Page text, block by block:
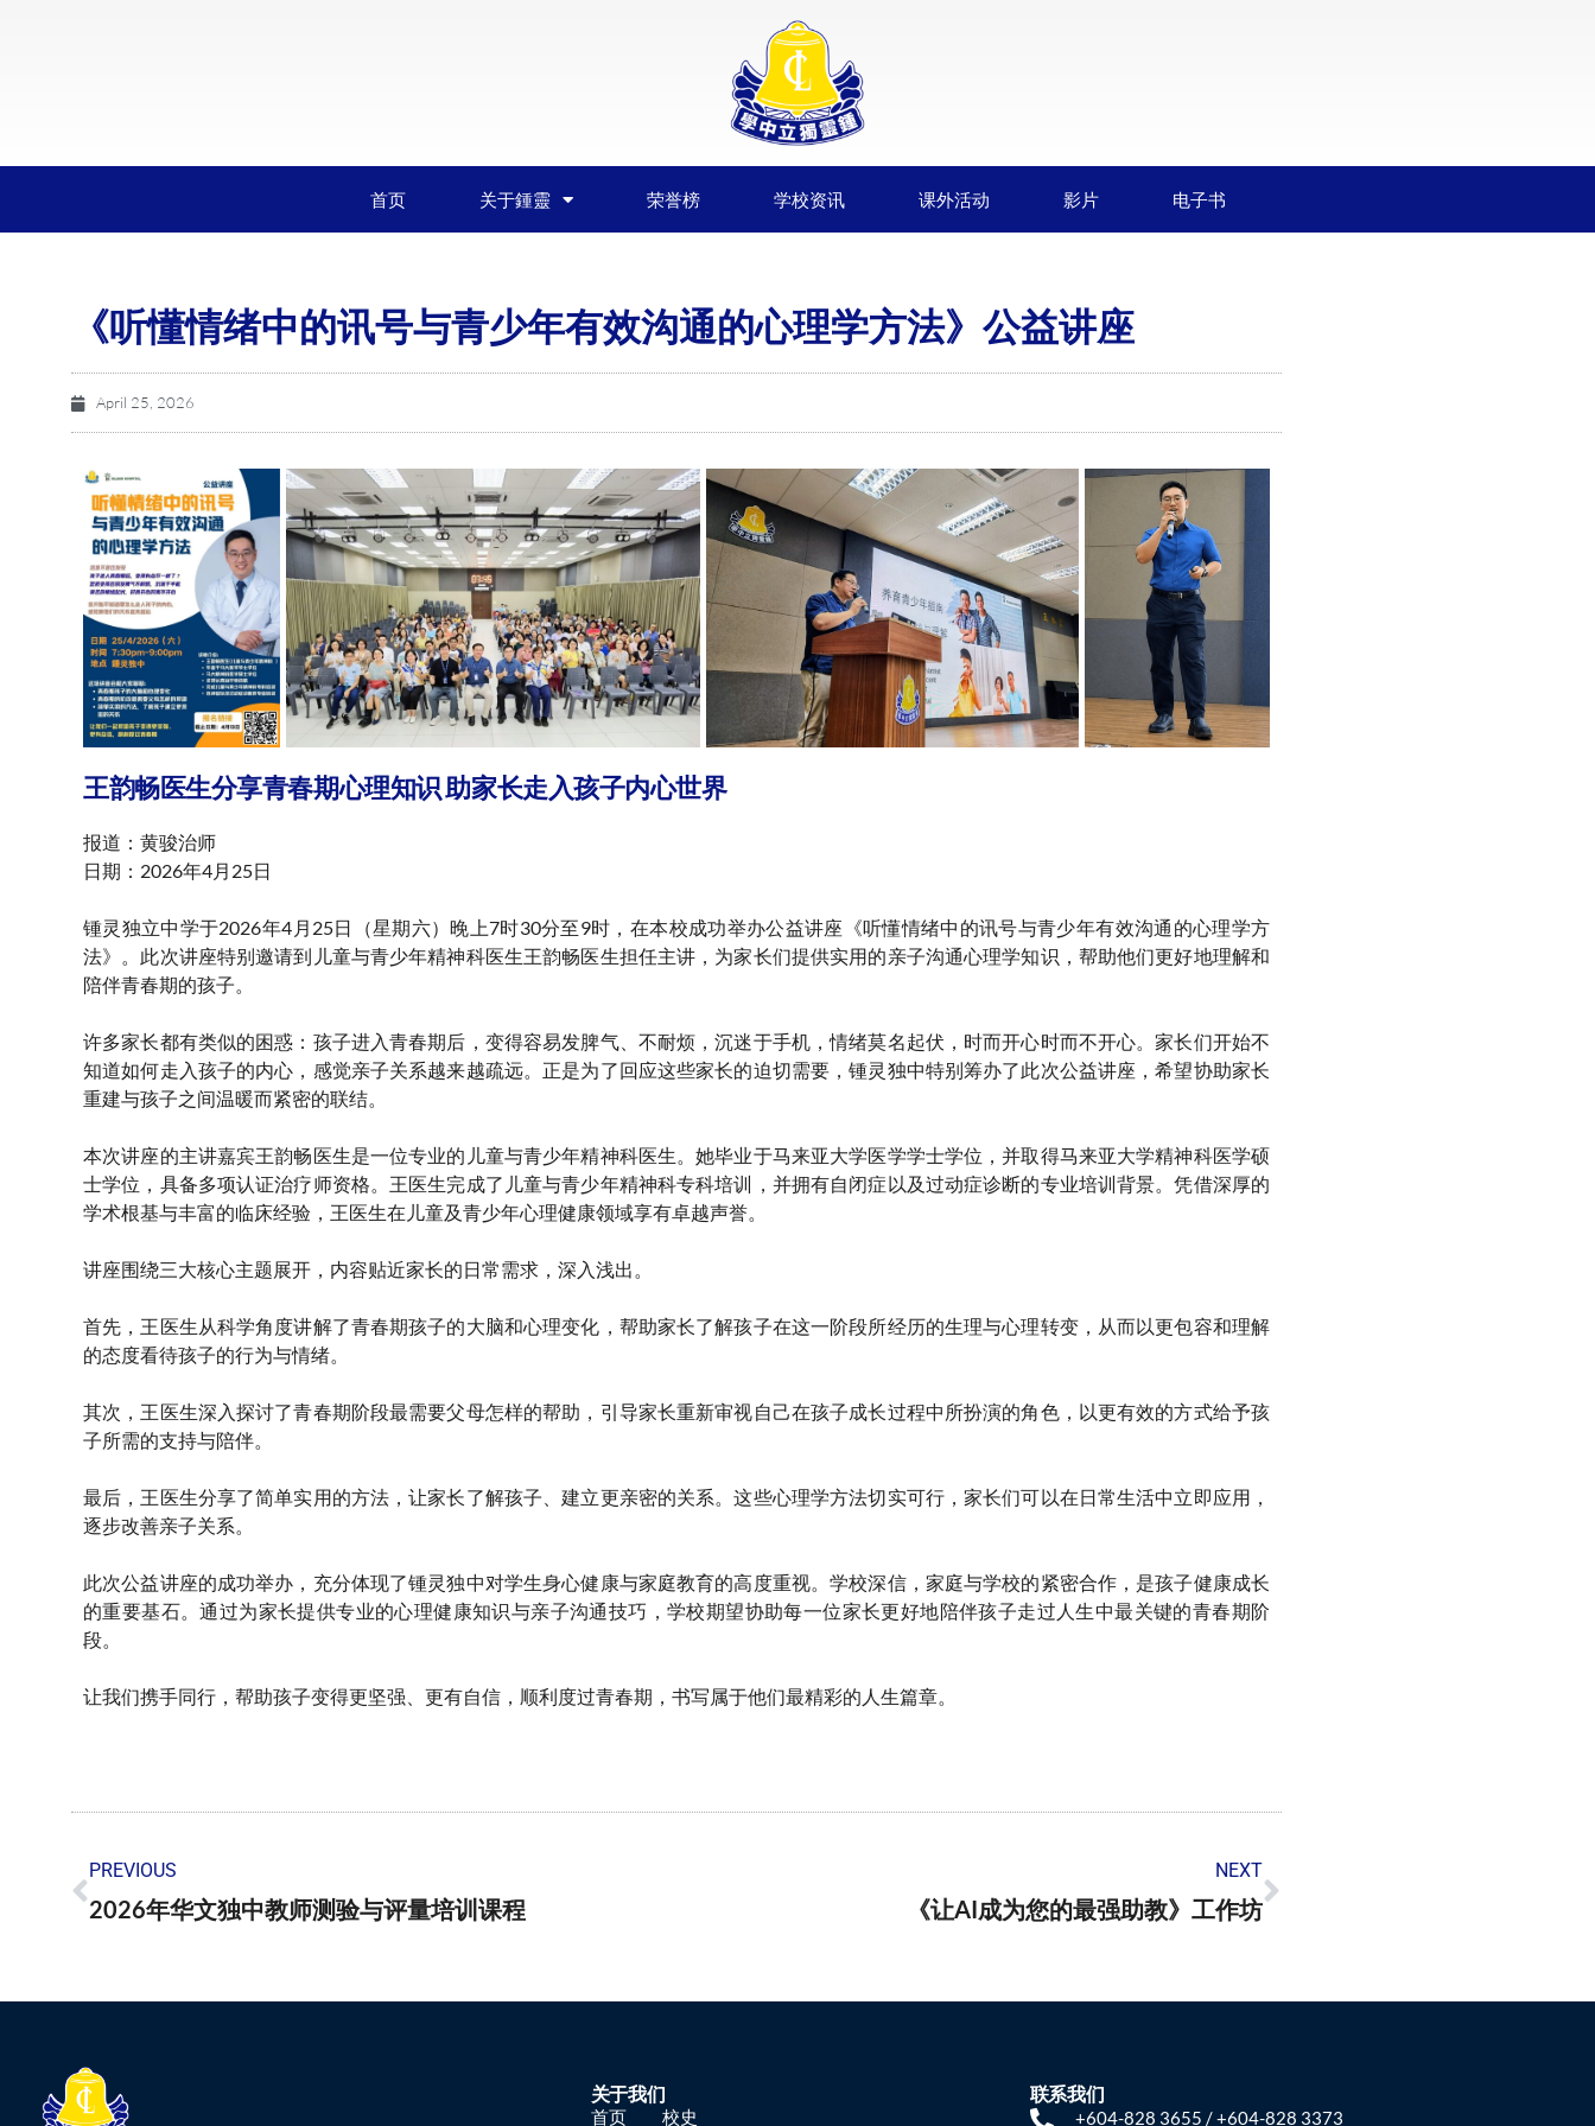
首页 关于鍾靈 荣誉榜 学校资讯 课外活动 影片 电子书
《听懂情绪中的讯号与青少年有效沟通的心理学方法》公益讲座
April 25, 2026
王韵畅医生分享青春期心理知识 助家长走入孩子内心世界
报道：黄骏治师
日期：2026年4月25日
锺灵独立中学于2026年4月25日（星期六）晚上7时30分至9时，在本校成功举办公益讲座《听懂情绪中的讯号与青少年有效沟通的心理学方
法》。此次讲座特别邀请到儿童与青少年精神科医生王韵畅医生担任主讲，为家长们提供实用的亲子沟通心理学知识，帮助他们更好地理解和
陪伴青春期的孩子。
许多家长都有类似的困惑：孩子进入青春期后，变得容易发脾气、不耐烦，沉迷于手机，情绪莫名起伏，时而开心时而不开心。家长们开始不
知道如何走入孩子的内心，感觉亲子关系越来越疏远。正是为了回应这些家长的迫切需要，锺灵独中特别筹办了此次公益讲座，希望协助家长
重建与孩子之间温暖而紧密的联结。
本次讲座的主讲嘉宾王韵畅医生是一位专业的儿童与青少年精神科医生。她毕业于马来亚大学医学学士学位，并取得马来亚大学精神科医学硕
士学位，具备多项认证治疗师资格。王医生完成了儿童与青少年精神科专科培训，并拥有自闭症以及过动症诊断的专业培训背景。凭借深厚的
学术根基与丰富的临床经验，王医生在儿童及青少年心理健康领域享有卓越声誉。
讲座围绕三大核心主题展开，内容贴近家长的日常需求，深入浅出。
首先，王医生从科学角度讲解了青春期孩子的大脑和心理变化，帮助家长了解孩子在这一阶段所经历的生理与心理转变，从而以更包容和理解
的态度看待孩子的行为与情绪。
其次，王医生深入探讨了青春期阶段最需要父母怎样的帮助，引导家长重新审视自己在孩子成长过程中所扮演的角色，以更有效的方式给予孩
子所需的支持与陪伴。
最后，王医生分享了简单实用的方法，让家长了解孩子、建立更亲密的关系。这些心理学方法切实可行，家长们可以在日常生活中立即应用，
逐步改善亲子关系。
此次公益讲座的成功举办，充分体现了锺灵独中对学生身心健康与家庭教育的高度重视。学校深信，家庭与学校的紧密合作，是孩子健康成长
的重要基石。通过为家长提供专业的心理健康知识与亲子沟通技巧，学校期望协助每一位家长更好地陪伴孩子走过人生中最关键的青春期阶
段。
让我们携手同行，帮助孩子变得更坚强、更有自信，顺利度过青春期，书写属于他们最精彩的人生篇章。
PREVIOUS
2026年华文独中教师测验与评量培训课程
NEXT
《让AI成为您的最强助教》工作坊
关于我们
首页 校史
联系我们
+604-828 3655 / +604-828 3373